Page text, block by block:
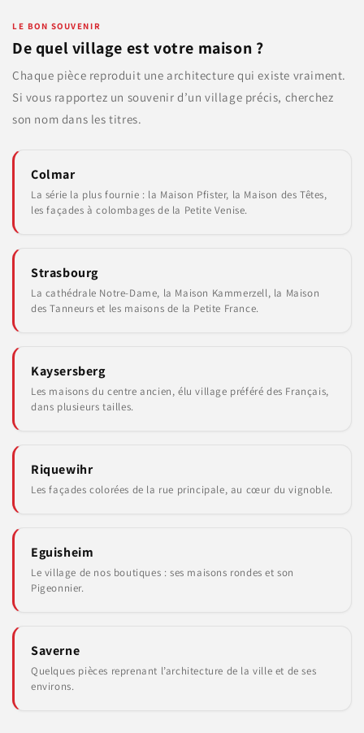
LE BON SOUVENIR
De quel village est votre maison ?
Chaque pièce reproduit une architecture qui existe vraiment.
Si vous rapportez un souvenir d’un village précis, cherchez
son nom dans les titres.
Colmar
La série la plus fournie : la Maison Pfister, la Maison des Têtes,
les façades à colombages de la Petite Venise.
Strasbourg
La cathédrale Notre-Dame, la Maison Kammerzell, la Maison
des Tanneurs et les maisons de la Petite France.
Kaysersberg
Les maisons du centre ancien, élu village préféré des Français,
dans plusieurs tailles.
Riquewihr
Les façades colorées de la rue principale, au cœur du vignoble.
Eguisheim
Le village de nos boutiques : ses maisons rondes et son
Pigeonnier.
Saverne
Quelques pièces reprenant l’architecture de la ville et de ses
environs.